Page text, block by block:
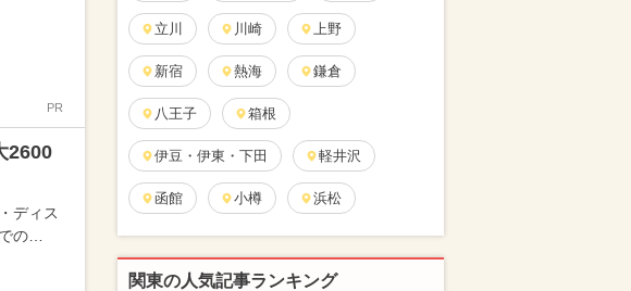
PR
2600
ディス
の…
立川 川崎 上野
新宿 熱海 鎌倉
八王子 箱根
伊豆・伊東・下田 軽井沢
函館 小樽 浜松
関東の人気記事ランキング